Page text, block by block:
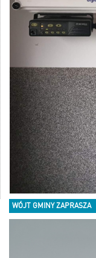
WÓJT GMINY ZAPRASZA